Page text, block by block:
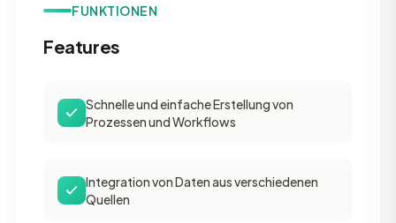
FUNKTIONEN
Features
Schnelle und einfache Erstellung von
Prozessen und Workflows
Integration von Daten aus verschiedenen
Quellen